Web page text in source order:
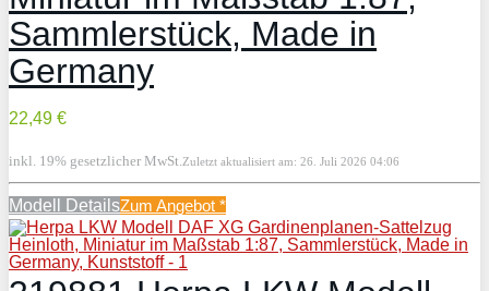
Sammlerstück, Made in
Germany
22,49 €
inkl. 19% gesetzlicher MwSt. Zuletzt aktualisiert am: 26. Juli 2026 04:06
Modell DetailsZum Angebot *